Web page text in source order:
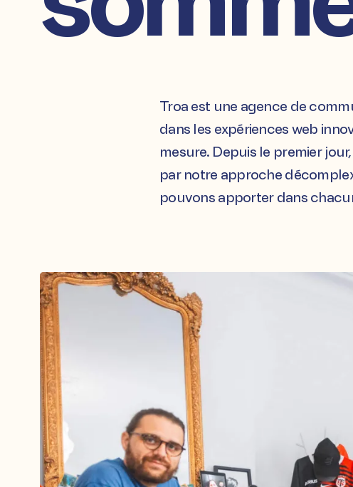
Troa est une agence de
dans les expériences web
mesure. Depuis le premier
par notre approche
pouvons apporter dans